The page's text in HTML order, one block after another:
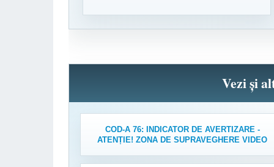
Vezi și
COD-A 76: INDICATOR DE AVERTIZARE -
ATENȚIE! ZONA DE SUPRAVEGHERE VIDEO